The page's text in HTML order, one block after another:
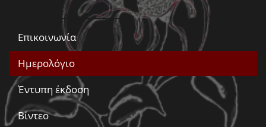
Επικοινωνία
Ημερολόγιο
Έντυπη έκδοση
Βίντεο